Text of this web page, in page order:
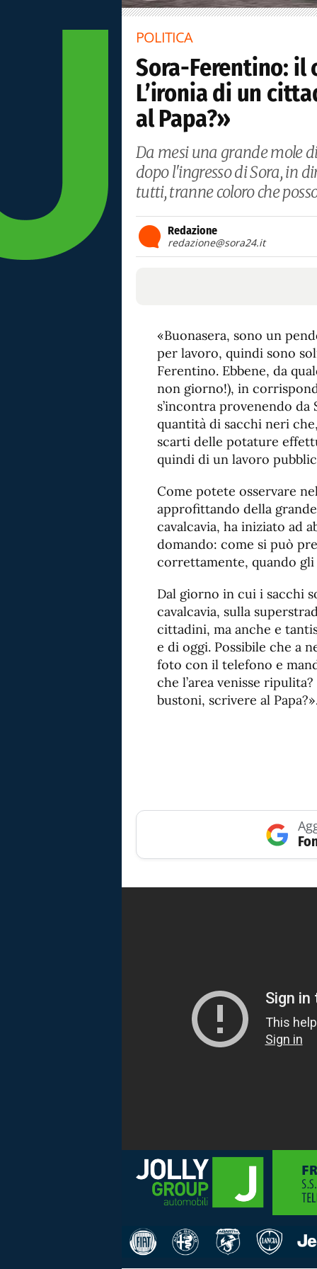
POLITICA
Sora-Ferentino: il
L’ironia di un
al Papa?»
Da mesi una grande mole
dopo l'ingresso di Sora, in
tutti, tranne coloro che
Redazione
redazione@sora24.it
«Buonasera, sono un
per lavoro, quindi sono
Ferentino. Ebbene, da
non giorno!), in
s’incontra provenendo da
quantità di sacchi neri
scarti delle potature
quindi di un lavoro
Come potete osservare
approfittando della
cavalcavia, ha iniziato ad
domando: come si può
correttamente, quando gli
Dal giorno in cui i sacchi
cavalcavia, sulla
cittadini, ma anche e
e di oggi. Possibile che a
foto con il telefono e
che l’area venisse
bustoni, scrivere al